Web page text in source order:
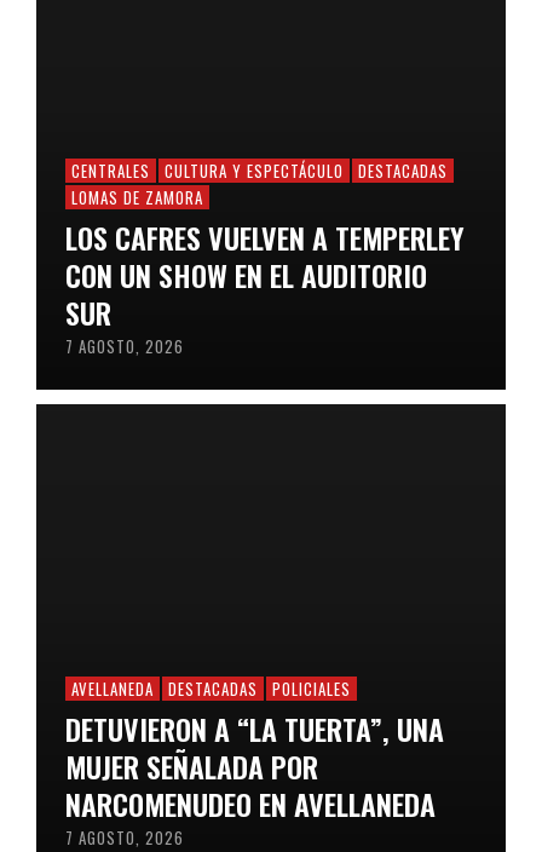
CENTRALES CULTURA Y ESPECTÁCULO
DESTACADAS
LOMAS DE ZAMORA
LOS CAFRES VUELVEN A TEMPERLEY
CON UN SHOW EN EL AUDITORIO
SUR
7 AGOSTO, 2026
AVELLANEDA DESTACADAS POLICIALES
DETUVIERON A “LA TUERTA”, UNA
MUJER SEÑALADA POR
NARCOMENUDEO EN AVELLANEDA
7 AGOSTO, 2026